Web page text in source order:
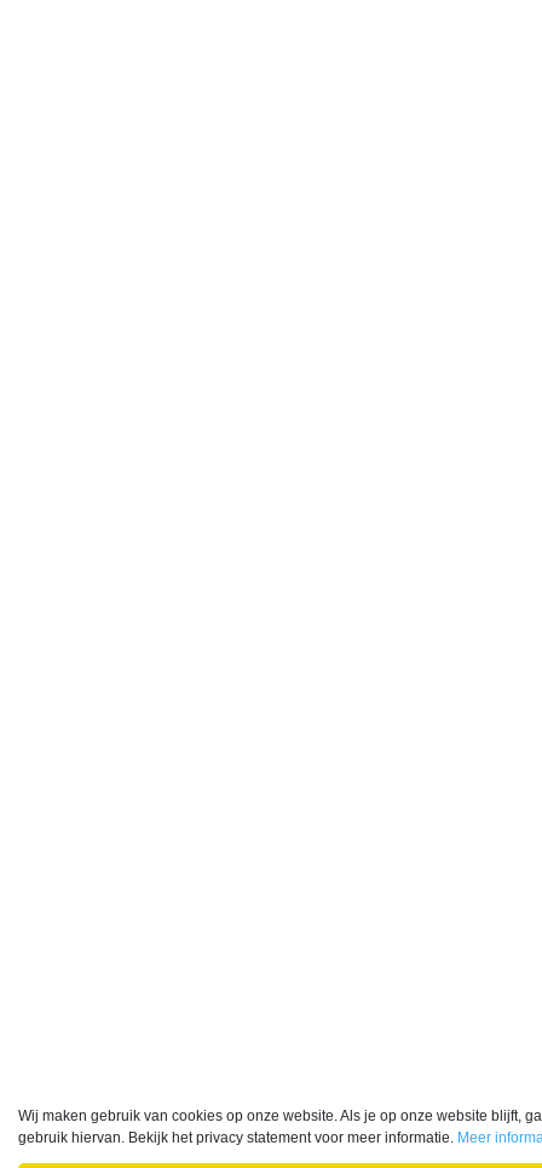
Wij maken gebruik van cookies op onze website. Als je op onze website blijft,
gebruik hiervan. Bekijk het privacy statement voor meer informatie. Meer